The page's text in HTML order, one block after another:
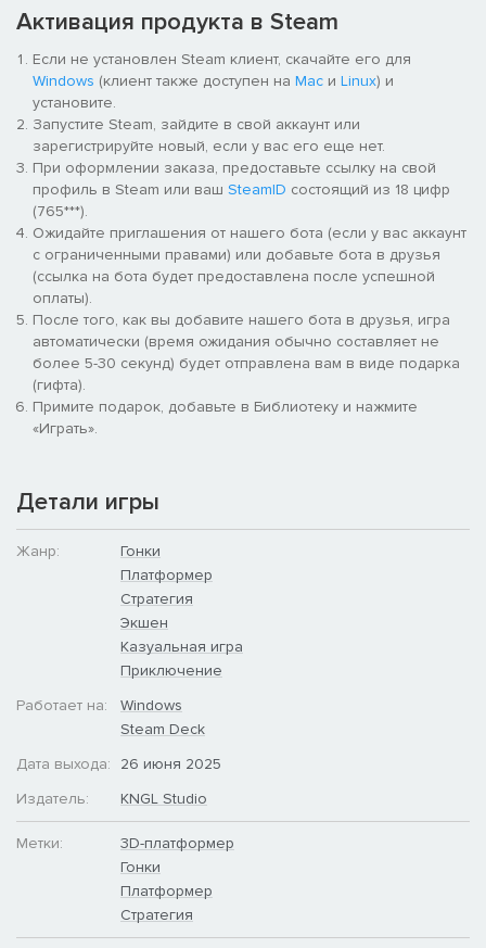
Используй свои лягушачьи способности:​
Высовывай язык, чтобы мешать врагам​
Прыжковый удар, чтобы отправить других в полёт!​
? Простое управление!​
Готов прыгнуть на вершину? ??
Активация продукта в Steam
Если не установлен Steam клиент, скачайте его для
Windows (клиент также доступен на Mac и Linux) и
установите.
Запустите Steam, зайдите в свой аккаунт или
зарегистрируйте новый, если у вас его еще нет.
При оформлении заказа, предоставьте ссылку на свой
профиль в Steam или ваш SteamID состоящий из 18 цифр
(765***).
Ожидайте приглашения от нашего бота (если у вас аккаунт
с ограниченными правами) или добавьте бота в друзья
(ссылка на бота будет предоставлена после успешной
оплаты).
После того, как вы добавите нашего бота в друзья, игра
автоматически (время ожидания обычно составляет не
более 5-30 секунд) будет отправлена вам в виде подарка
(гифта).
Примите подарок, добавьте в Библиотеку и нажмите
«Играть».
Детали игры
Жанр:
Гонки
Платформер
Стратегия
Экшен
Казуальная игра
Приключение
Работает на:
Windows
Steam Deck
Дата выхода:
26 июня 2025
Издатель:
KNGL Studio
Метки:
3D-платформер
Гонки
Платформер
Стратегия